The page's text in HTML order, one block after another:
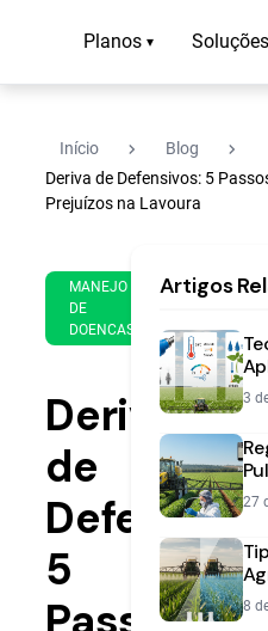
Planos ▾ Soluções
Início navigate_next Blog navigate_next
Deriva de Defensivos: 5
Prejuízos na Lavoura
MANEJO
DE
DOENCAS
de
de
2020
min
Deriva
de
5
Artigos
3
27
8